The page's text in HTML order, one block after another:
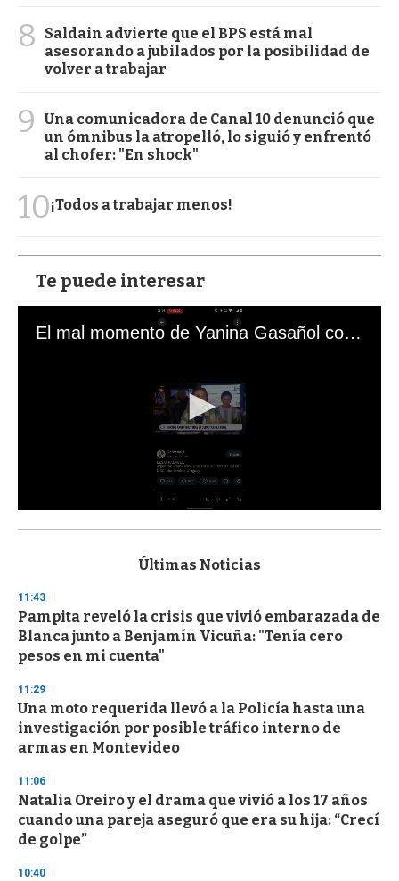
8
Saldain advierte que el BPS está mal
asesorando a jubilados por la posibilidad de
volver a trabajar
9
Una comunicadora de Canal 10 denunció que
un ómnibus la atropelló, lo siguió y enfrentó
al chofer: "En shock"
10¡Todos a trabajar menos!
Te puede interesar
El mal momento de Yanina Gasañol con un hincha argentino en "Subrayado"
s
d
s
o
f
3
s
e
c
o
n
Últimas Noticias
11:43
Pampita reveló la crisis que vivió embarazada de
Blanca junto a Benjamín Vicuña: "Tenía cero
pesos en mi cuenta"
11:29
Una moto requerida llevó a la Policía hasta una
investigación por posible tráfico interno de
armas en Montevideo
11:06
Natalia Oreiro y el drama que vivió a los 17 años
cuando una pareja aseguró que era su hija: “Crecí
de golpe”
10:40